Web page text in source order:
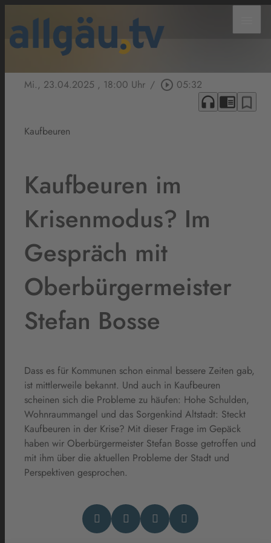
Mi., 23.04.2025 , 18:00 Uhr / play_circle_outline 05:32
headphones chrome_reader_mode bookmark_border
Kaufbeuren
Kaufbeuren im
Krisenmodus? Im
Gespräch mit
Oberbürgermeister
Stefan Bosse
Dass es für Kommunen schon einmal bessere Zeiten gab,
ist mittlerweile bekannt. Und auch in Kaufbeuren
scheinen sich die Probleme zu häufen: Hohe Schulden,
Wohnraummangel und das Sorgenkind Altstadt: Steckt
Kaufbeuren in der Krise? Mit dieser Frage im Gepäck
haben wir Oberbürgermeister Stefan Bosse getroffen und
mit ihm über die aktuellen Probleme der Stadt und
Perspektiven gesprochen.